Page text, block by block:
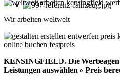
Wir arbeiten weltweit
KENSINGFIELD. Die
Leistungen auswählen » Preis